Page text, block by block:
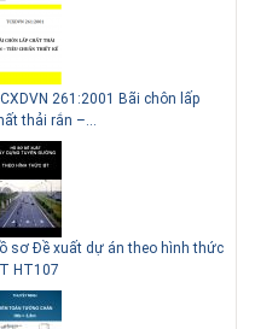
kế nhà siêu nhỏ độc đáo
261:2001 Bãi chôn lấp
thải rắn –...
sơ Đề xuất dự án theo hình thức
HT107